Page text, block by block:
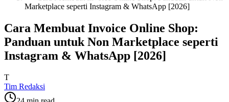
Marketplace seperti Instagram & WhatsApp [2026]
Cara Membuat Invoice Online Shop:
Panduan untuk Non Marketplace seperti
Instagram & WhatsApp [2026]
T
Tim Redaksi